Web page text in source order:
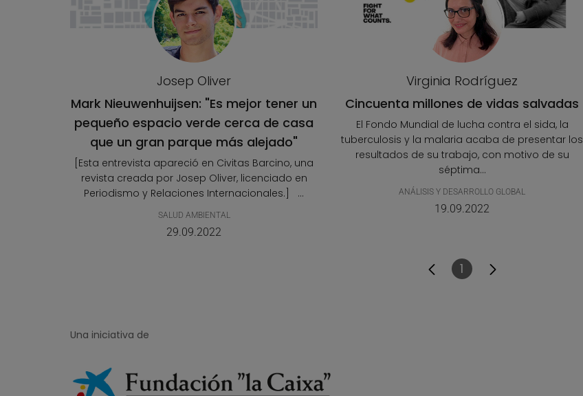
Josep Oliver
Mark Nieuwenhuijsen: "Es mejor tener un
pequeño espacio verde cerca de casa
que un gran parque más alejado"
[Esta entrevista apareció en Civitas Barcino, una
revista creada por Josep Oliver, licenciado en
Periodismo y Relaciones Internacionales.] ...
SALUD AMBIENTAL
29.09.2022
Virginia Rodríguez
Cincuenta millones de vidas salvadas
El Fondo Mundial de lucha contra el sida, la
tuberculosis y la malaria acaba de presentar los
resultados de su trabajo, con motivo de su
séptima...
ANÁLISIS Y DESARROLLO GLOBAL
19.09.2022
Página
1
Una iniciativa de